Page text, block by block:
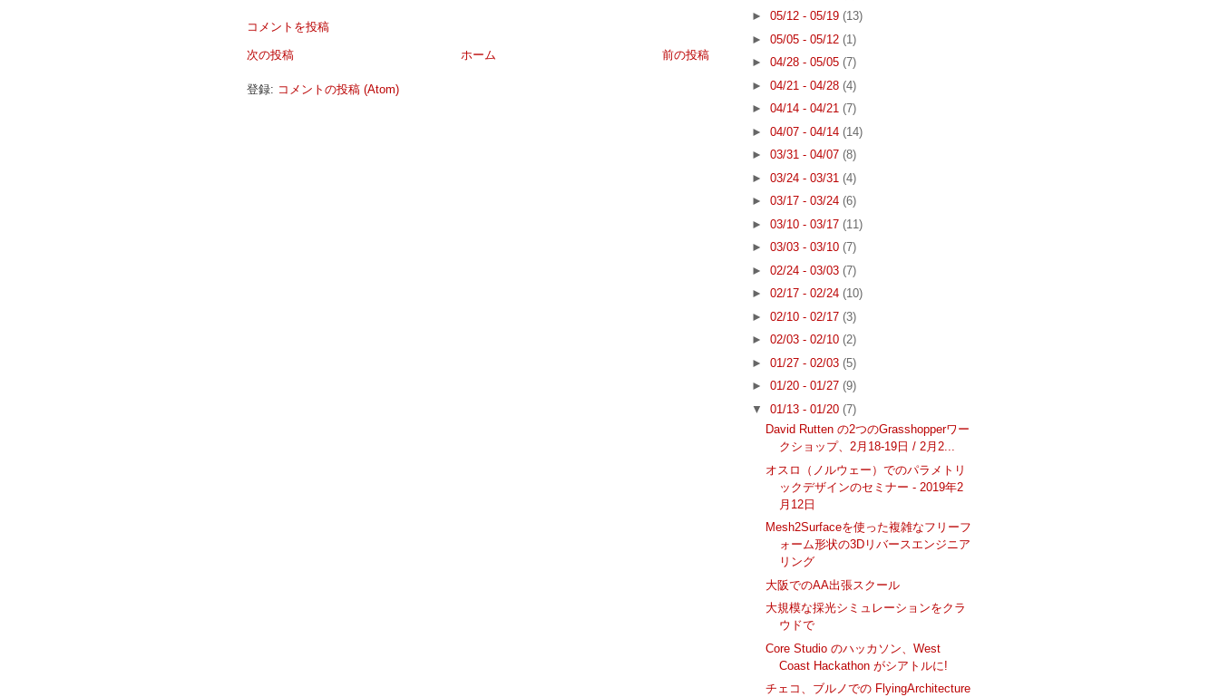
コメントを投稿
次の投稿 前の投稿
ホーム
登録: コメントの投稿 (Atom)
► 05/12 - 05/19 (13)
► 05/05 - 05/12 (1)
► 04/28 - 05/05 (7)
► 04/21 - 04/28 (4)
► 04/14 - 04/21 (7)
► 04/07 - 04/14 (14)
► 03/31 - 04/07 (8)
► 03/24 - 03/31 (4)
► 03/17 - 03/24 (6)
► 03/10 - 03/17 (11)
► 03/03 - 03/10 (7)
► 02/24 - 03/03 (7)
► 02/17 - 02/24 (10)
► 02/10 - 02/17 (3)
► 02/03 - 02/10 (2)
► 01/27 - 02/03 (5)
► 01/20 - 01/27 (9)
▼ 01/13 - 01/20 (7)
David Rutten の2つのGrasshopperワー
クショップ、2月18-19日 / 2月2...
オスロ（ノルウェー）でのパラメトリ
ックデザインのセミナー - 2019年2
月12日
Mesh2Surfaceを使った複雑なフリーフ
ォーム形状の3Dリバースエンジニア
リング
大阪でのAA出張スクール
大規模な採光シミュレーションをクラ
ウドで
Core Studio のハッカソン、West
Coast Hackathon がシアトルに!
チェコ、ブルノでの FlyingArchitecture